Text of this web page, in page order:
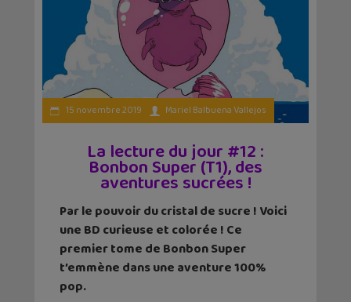
15 novembre 2019 Mariel Balbuena Vallejos
La lecture du jour #12 :
Bonbon Super (T1), des
aventures sucrées !
Par le pouvoir du cristal de sucre ! Voici
une BD curieuse et colorée ! Ce
premier tome de Bonbon Super
t’emmène dans une aventure 100%
pop.